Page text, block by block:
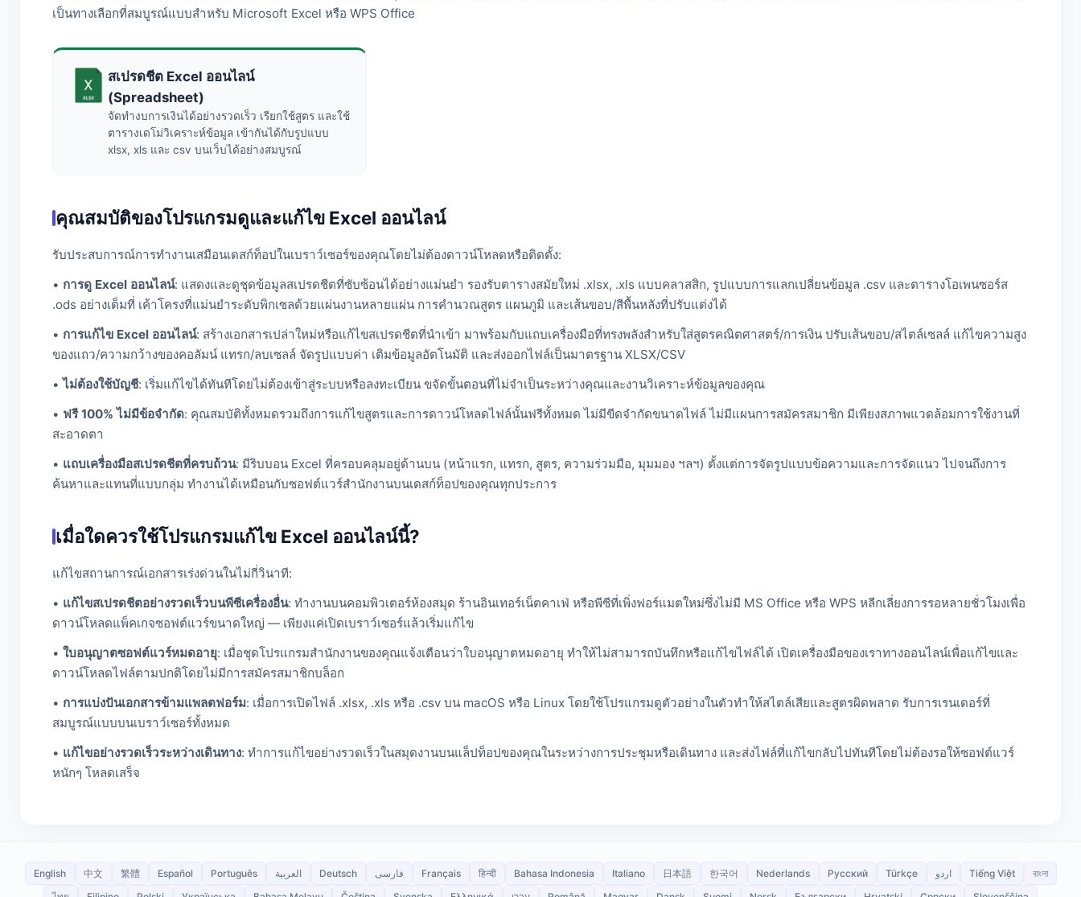
เป็นทางเลือกที่สมบูรณ์แบบสำหรับ Microsoft Excel หรือ WPS Office
สเปรดชีต Excel ออนไลน์
(Spreadsheet)
จัดทำงบการเงินได้อย่างรวดเร็ว เรียกใช้สูตร และใช้
ตารางเดโม่วิเคราะห์ข้อมูล เข้ากันได้กับรูปแบบ
xlsx, xls และ csv บนเว็บได้อย่างสมบูรณ์
คุณสมบัติของโปรแกรมดูและแก้ไข Excel ออนไลน์
รับประสบการณ์การทำงานเสมือนเดสก์ท็อปในเบราว์เซอร์ของคุณโดยไม่ต้องดาวน์โหลดหรือติดตั้ง:
• การดู Excel ออนไลน์: แสดงและดูชุดข้อมูลสเปรดชีตที่ซับซ้อนได้อย่างแม่นยำ รองรับตารางสมัยใหม่ .xlsx, .xls แบบคลาสสิก, รูปแบบการแลกเปลี่ยนข้อมูล .csv และตารางโอเพนซอร์ส
.ods อย่างเต็มที่ เค้าโครงที่แม่นยำระดับพิกเซลด้วยแผ่นงานหลายแผ่น การคำนวณสูตร แผนภูมิ และเส้นขอบ/สีพื้นหลังที่ปรับแต่งได้
• การแก้ไข Excel ออนไลน์: สร้างเอกสารเปล่าใหม่หรือแก้ไขสเปรดชีตที่นำเข้า มาพร้อมกับแถบเครื่องมือที่ทรงพลังสำหรับใส่สูตรคณิตศาสตร์/การเงิน ปรับเส้นขอบ/สไตล์เซลล์ แก้ไขความสูง
ของแถว/ความกว้างของคอลัมน์ แทรก/ลบเซลล์ จัดรูปแบบค่า เติมข้อมูลอัตโนมัติ และส่งออกไฟล์เป็นมาตรฐาน XLSX/CSV
•ไม่ต้องใช้บัญชี: เริ่มแก้ไขได้ทันทีโดยไม่ต้องเข้าสู่ระบบหรือลงทะเบียน ขจัดขั้นตอนที่ไม่จำเป็นระหว่างคุณและงานวิเคราะห์ข้อมูลของคุณ
• ฟรี 100% ไม่มีข้อจำกัด: คุณสมบัติทั้งหมดรวมถึงการแก้ไขสูตรและการดาวน์โหลดไฟล์นั้นฟรีทั้งหมด ไม่มีขีดจำกัดขนาดไฟล์ ไม่มีแผนการสมัครสมาชิก มีเพียงสภาพแวดล้อมการใช้งานที่
สะอาดตา
• แถบเครื่องมือสเปรดชีตที่ครบถ้วน: มีริบบอน Excel ที่ครอบคลุมอยู่ด้านบน (หน้าแรก, แทรก, สูตร, ความร่วมมือ, มุมมอง ฯลฯ) ตั้งแต่การจัดรูปแบบข้อความและการจัดแนว ไปจนถึงการ
ค้นหาและแทนที่แบบกลุ่ม ทำงานได้เหมือนกับซอฟต์แวร์สำนักงานบนเดสก์ท็อปของคุณทุกประการ
เมื่อใดควรใช้โปรแกรมแก้ไข Excel ออนไลน์นี้?
แก้ไขสถานการณ์เอกสารเร่งด่วนในไม่กี่วินาที:
• แก้ไขสเปรดชีตอย่างรวดเร็วบนพีซีเครื่องอื่น: ทำงานบนคอมพิวเตอร์ห้องสมุด ร้านอินเทอร์เน็ตคาเฟ่ หรือพีซีที่เพิ่งฟอร์แมตใหม่ซึ่งไม่มี MS Office หรือ WPS หลีกเลี่ยงการรอหลายชั่วโมงเพื่อ
ดาวน์โหลดแพ็คเกจซอฟต์แวร์ขนาดใหญ่ — เพียงแค่เปิดเบราว์เซอร์แล้วเริ่มแก้ไข
• ใบอนุญาตซอฟต์แวร์หมดอายุ: เมื่อชุดโปรแกรมสำนักงานของคุณแจ้งเตือนว่าใบอนุญาตหมดอายุ ทำให้ไม่สามารถบันทึกหรือแก้ไขไฟล์ได้ เปิดเครื่องมือของเราทางออนไลน์เพื่อแก้ไขและ
ดาวน์โหลดไฟล์ตามปกติโดยไม่มีการสมัครสมาชิกบล็อก
• การแบ่งปันเอกสารข้ามแพลตฟอร์ม: เมื่อการเปิดไฟล์ .xlsx, .xls หรือ .csv บน macOS หรือ Linux โดยใช้โปรแกรมดูตัวอย่างในตัวทำให้สไตล์เสียและสูตรผิดพลาด รับการเรนเดอร์ที่
สมบูรณ์แบบบนเบราว์เซอร์ทั้งหมด
• แก้ไขอย่างรวดเร็วระหว่างเดินทาง: ทำการแก้ไขอย่างรวดเร็วในสมุดงานบนแล็ปท็อปของคุณในระหว่างการประชุมหรือเดินทาง และส่งไฟล์ที่แก้ไขกลับไปทันทีโดยไม่ต้องรอให้ซอฟต์แวร์
หนักๆ โหลดเสร็จ
English 中文 繁體 Español Português العربية Deutsch فارسی Français हिन्दी Bahasa Indonesia Italiano 日本語 한국어 Nederlands Русский Türkçe اردو Tiếng Việt
বাংলা